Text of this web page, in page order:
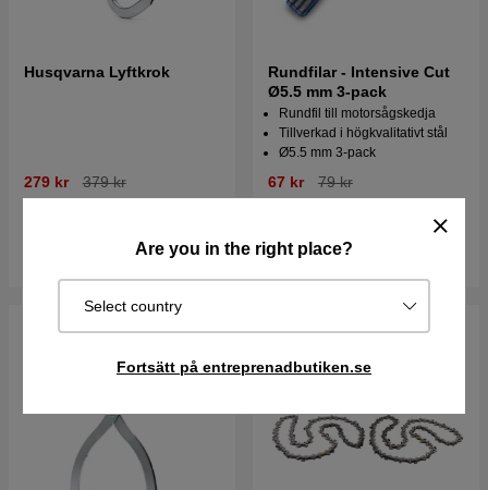
Are you in the right place?
Select country
Fortsätt på entreprenadbutiken.se
Husqvarna Lyftkrok
279 kr 379 kr
Köp
Rundfilar - Intensive Cut
Ø5.5 mm 3-pack
Rundfil till motorsågskedja
Tillverkad i högkvalitativt stål
Ø5.5 mm 3-pack
67 kr 79 kr